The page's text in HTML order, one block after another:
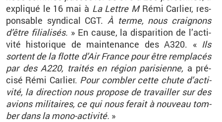
ex­pli­qué le 16 mai à La Lettre MRémi Car­lier, res­
pon­sable syn­di­cal CGT. À terme, nous crai­gnons
d’être fi­lia­li­sés. » En cause, la dis­pa­ri­tion de l’ac­ti­
vité his­to­rique de main­te­nance des A320. « Ils
sortent de la flotte d’Air France pour être rem­pla­cés
par des A220, trai­tés en ré­gion pa­ri­sienne, a pré­
cisé Rémi Car­lier. Pour com­bler cette chute d’ac­ti­
vité, la di­rec­tion nous pro­pose de tra­vailler sur des
avions mi­li­taires, ce qui nous fe­rait à nou­veau tom­
ber dans la mono-ac­ti­vité. »